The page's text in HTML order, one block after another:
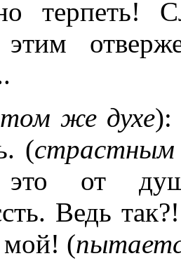
терпеть!
же духе):
(
это от
Ведь
мой! (